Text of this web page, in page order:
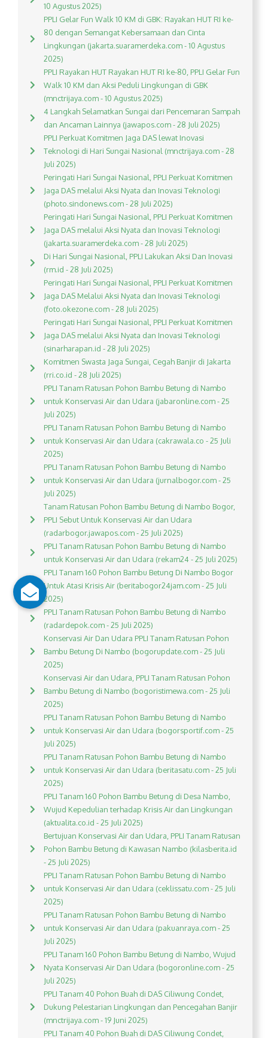
10 Agustus 2025)
PPLI Gelar Fun Walk 10 KM di GBK: Rayakan HUT RI ke-
80 dengan Semangat Kebersamaan dan Cinta
Lingkungan (jakarta.suaramerdeka.com - 10 Agustus
2025)
PPLI Rayakan HUT Rayakan HUT RI ke-80, PPLI Gelar Fun
Walk 10 KM dan Aksi Peduli Lingkungan di GBK
(mnctrijaya.com - 10 Agustus 2025)
4 Langkah Selamatkan Sungai dari Pencemaran Sampah
dan Ancaman Lainnya (jawapos.com - 28 Juli 2025)
PPLI Perkuat Komitmen Jaga DAS lewat Inovasi
Teknologi di Hari Sungai Nasional (mnctrijaya.com - 28
Juli 2025)
Peringati Hari Sungai Nasional, PPLI Perkuat Komitmen
Jaga DAS melalui Aksi Nyata dan Inovasi Teknologi
(photo.sindonews.com - 28 Juli 2025)
Peringati Hari Sungai Nasional, PPLI Perkuat Komitmen
Jaga DAS melalui Aksi Nyata dan Inovasi Teknologi
(jakarta.suaramerdeka.com - 28 Juli 2025)
Di Hari Sungai Nasional, PPLI Lakukan Aksi Dan Inovasi
(rm.id - 28 Juli 2025)
Peringati Hari Sungai Nasional, PPLI Perkuat Komitmen
Jaga DAS Melalui Aksi Nyata dan Inovasi Teknologi
(foto.okezone.com - 28 Juli 2025)
Peringati Hari Sungai Nasional, PPLI Perkuat Komitmen
Jaga DAS melalui Aksi Nyata dan Inovasi Teknologi
(sinarharapan.id - 28 Juli 2025)
Komitmen Swasta Jaga Sungai, Cegah Banjir di Jakarta
(rri.co.id - 28 Juli 2025)
PPLI Tanam Ratusan Pohon Bambu Betung di Nambo
untuk Konservasi Air dan Udara (jabaronline.com - 25
Juli 2025)
PPLI Tanam Ratusan Pohon Bambu Betung di Nambo
untuk Konservasi Air dan Udara (cakrawala.co - 25 Juli
2025)
PPLI Tanam Ratusan Pohon Bambu Betung di Nambo
untuk Konservasi Air dan Udara (jurnalbogor.com - 25
Juli 2025)
Tanam Ratusan Pohon Bambu Betung di Nambo Bogor,
PPLI Sebut Untuk Konservasi Air dan Udara
(radarbogor.jawapos.com - 25 Juli 2025)
PPLI Tanam Ratusan Pohon Bambu Betung di Nambo
untuk Konservasi Air dan Udara (rekam24 - 25 Juli 2025)
PPLI Tanam 160 Pohon Bambu Betung Di Nambo Bogor
Untuk Atasi Krisis Air (beritabogor24jam.com - 25 Juli
2025)
PPLI Tanam Ratusan Pohon Bambu Betung di Nambo
(radardepok.com - 25 Juli 2025)
Konservasi Air Dan Udara PPLI Tanam Ratusan Pohon
Bambu Betung Di Nambo (bogorupdate.com - 25 Juli
2025)
Konservasi Air dan Udara, PPLI Tanam Ratusan Pohon
Bambu Betung di Nambo (bogoristimewa.com - 25 Juli
2025)
PPLI Tanam Ratusan Pohon Bambu Betung di Nambo
untuk Konservasi Air dan Udara (bogorsportif.com - 25
Juli 2025)
PPLI Tanam Ratusan Pohon Bambu Betung di Nambo
untuk Konservasi Air dan Udara (beritasatu.com - 25 Juli
2025)
PPLI Tanam 160 Pohon Bambu Betung di Desa Nambo,
Wujud Kepedulian terhadap Krisis Air dan Lingkungan
(aktualita.co.id - 25 Juli 2025)
Bertujuan Konservasi Air dan Udara, PPLI Tanam Ratusan
Pohon Bambu Betung di Kawasan Nambo (kilasberita.id
- 25 Juli 2025)
PPLI Tanam Ratusan Pohon Bambu Betung di Nambo
untuk Konservasi Air dan Udara (ceklissatu.com - 25 Juli
2025)
PPLI Tanam Ratusan Pohon Bambu Betung di Nambo
untuk Konservasi Air dan Udara (pakuanraya.com - 25
Juli 2025)
PPLI Tanam 160 Pohon Bambu Betung di Nambo, Wujud
Nyata Konservasi Air Dan Udara (bogoronline.com - 25
Juli 2025)
PPLI Tanam 40 Pohon Buah di DAS Ciliwung Condet,
Dukung Pelestarian Lingkungan dan Pencegahan Banjir
(mnctrijaya.com - 19 Juni 2025)
PPLI Tanam 40 Pohon Buah di DAS Ciliwung Condet,